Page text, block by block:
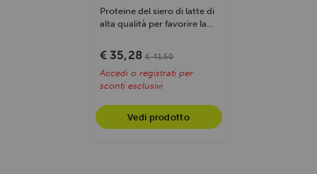
Proteine del siero di latte di
alta qualità per favorire la
€ 35,28 € 41,50
Accedi o registrati per
sconti esclusivi
Vedi prodotto